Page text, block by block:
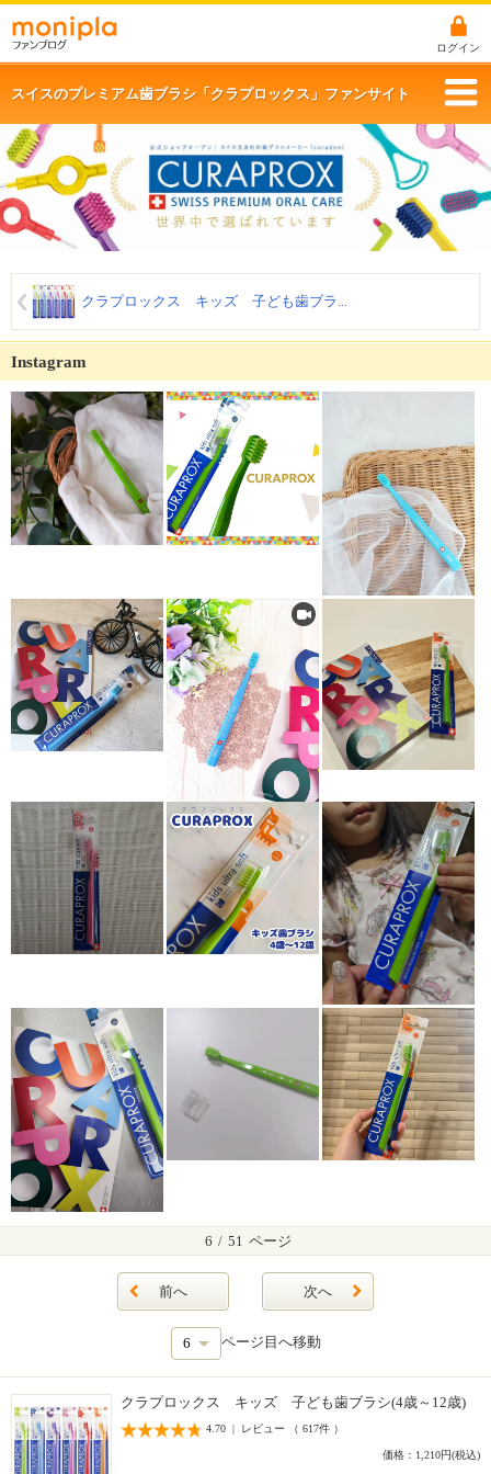
ログイン
スイスのプレミアム歯ブラシ「クラプロックス」ファンサイト
クラプロックス キッズ 子ども歯ブラ...
Instagram
6 / 51 ページ
前へ 次へ
ページ目へ移動
クラプロックス キッズ 子ども歯ブラシ(4歳～12歳)
4.70 | レビュー （ 617件 ）
価格：1,210円(税込)